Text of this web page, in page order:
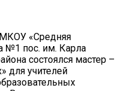
МКОУ «Средняя
№1 пос. им. Карла
состоялся мастер –
для учителей